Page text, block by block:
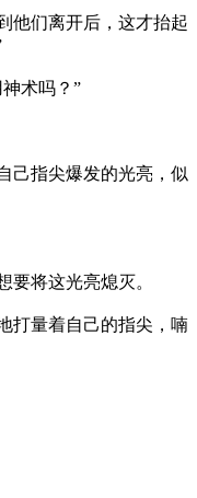
们离开后，这才抬起
术吗？”
指尖爆发的光亮，似
将这光亮熄灭。
量着自己的指尖，喃